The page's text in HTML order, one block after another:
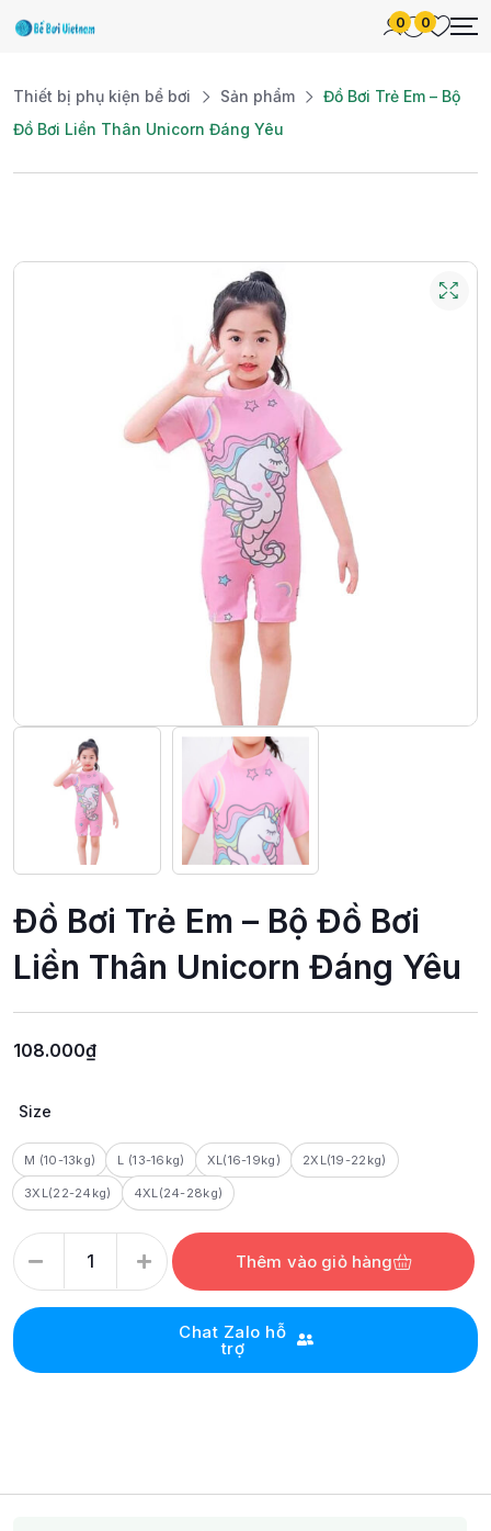
0 0
Thiết bị phụ kiện bể bơi Sản phẩm
Đồ Bơi Trẻ Em – Bộ
Đồ Bơi Liền Thân Unicorn Đáng Yêu
Đồ Bơi Trẻ Em – Bộ Đồ Bơi
Liền Thân Unicorn Đáng Yêu
108.000₫
Size
M (10-13kg) L (13-16kg) XL(16-19kg) 2XL(19-22kg)
3XL(22-24kg) 4XL(24-28kg)
Thêm vào giỏ hàng
Chat Zalo hỗ
trợ